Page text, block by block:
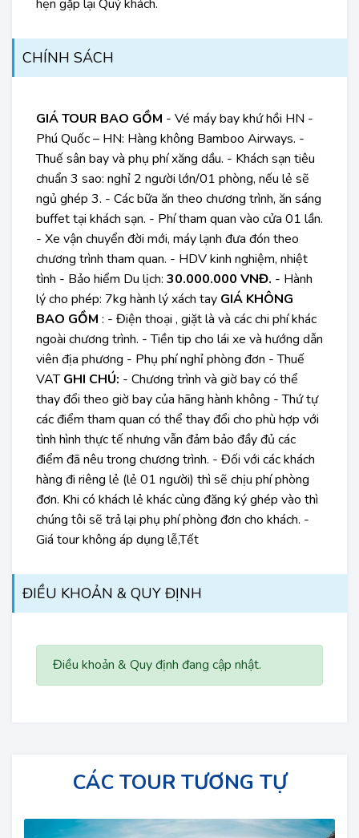
hẹn gặp lại Quý khách.
CHÍNH SÁCH
GIÁ TOUR BAO GỒM - Vé máy bay khứ hồi HN -
Phú Quốc – HN: Hàng không Bamboo Airways. -
Thuế sân bay và phụ phí xăng dầu. - Khách sạn tiêu
chuẩn 3 sao: nghỉ 2 người lớn/01 phòng, nếu lẻ sẽ
ngủ ghép 3. - Các bữa ăn theo chương trình, ăn sáng
buffet tại khách sạn. - Phí tham quan vào cửa 01 lần.
- Xe vận chuyển đời mới, máy lạnh đưa đón theo
chương trình tham quan. - HDV kinh nghiệm, nhiệt
tình - Bảo hiểm Du lịch: 30.000.000 VNĐ. - Hành
lý cho phép: 7kg hành lý xách tay GIÁ KHÔNG
BAO GỒM : - Điện thoại , giặt là và các chi phí khác
ngoài chương trình. - Tiền tip cho lái xe và hướng dẫn
viên địa phương - Phụ phí nghỉ phòng đơn - Thuế
VATGHI CHÚ: - Chương trình và giờ bay có thể
thay đổi theo giờ bay của hãng hành không - Thứ tự
các điểm tham quan có thể thay đổi cho phù hợp với
tình hình thực tế nhưng vẫn đảm bảo đầy đủ các
điểm đã nêu trong chương trình. - Đối với các khách
hàng đi riêng lẻ (lẻ 01 người) thì sẽ chịu phí phòng
đơn. Khi có khách lẻ khác cùng đăng ký ghép vào thì
chúng tôi sẽ trả lại phụ phí phòng đơn cho khách. -
Giá tour không áp dụng lễ,Tết
ĐIỀU KHOẢN & QUY ĐỊNH
Điều khoản & Quy định đang cập nhật.
CÁC TOUR TƯƠNG TỰ